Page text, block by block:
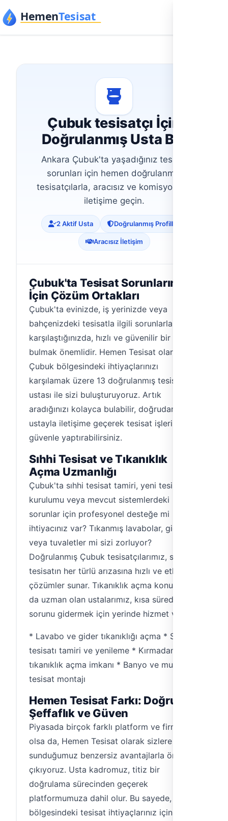
İçeriğe geç
Çubuk tesisatçı İçin
Doğrulanmış Usta Bul
Ankara Çubuk'ta yaşadığınız tesisat
sorunları için hemen doğrulanmış
tesisatçılarla, aracısız ve komisyonsuz
iletişime geçin.
2 Aktif Usta Doğrulanmış Profiller
Aracısız İletişim
Çubuk'ta Tesisat Sorunlarınız
İçin Çözüm Ortakları
Çubuk'ta evinizde, iş yerinizde veya
bahçenizdeki tesisatla ilgili sorunlarla
karşılaştığınızda, hızlı ve güvenilir bir çözüm
bulmak önemlidir. Hemen Tesisat olarak,
Çubuk bölgesindeki ihtiyaçlarınızı
karşılamak üzere 13 doğrulanmış tesisatçı
ustası ile sizi buluşturuyoruz. Artık
aradığınızı kolayca bulabilir, doğrudan
ustayla iletişime geçerek tesisat işlerinizi
güvenle yaptırabilirsiniz.
Sıhhi Tesisat ve Tıkanıklık
Açma Uzmanlığı
Çubuk'ta sıhhi tesisat tamiri, yeni tesisat
kurulumu veya mevcut sistemlerdeki
sorunlar için profesyonel desteğe mi
ihtiyacınız var? Tıkanmış lavabolar, giderler
veya tuvaletler mi sizi zorluyor?
Doğrulanmış Çubuk tesisatçılarımız, sıhhi
tesisatın her türlü arızasına hızlı ve etkili
çözümler sunar. Tıkanıklık açma konusunda
da uzman olan ustalarımız, kısa sürede
sorunu gidermek için yerinde hizmet verir.
* Lavabo ve gider tıkanıklığı açma * Su
tesisatı tamiri ve yenileme * Kırmadan
tıkanıklık açma imkanı * Banyo ve mutfak
tesisat montajı
Hemen Tesisat Farkı: Doğruluk,
Şeffaflık ve Güven
Piyasada birçok farklı platform ve firma
olsa da, Hemen Tesisat olarak sizlere
sunduğumuz benzersiz avantajlarla öne
çıkıyoruz. Usta kadromuz, titiz bir
doğrulama sürecinden geçerek
platformumuza dahil olur. Bu sayede, Çubuk
bölgesindeki tesisat ihtiyaçlarınız için